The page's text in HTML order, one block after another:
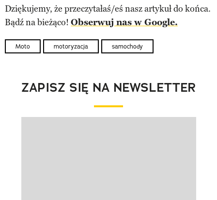
Dziękujemy, że przeczytałaś/eś nasz artykuł do końca.
Bądź na bieżąco! Obserwuj nas w Google.
Moto motoryzacja samochody
ZAPISZ SIĘ NA NEWSLETTER